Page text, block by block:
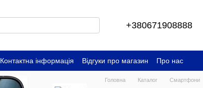
+380671908888
Контактна інформація Відгуки про магазин Про нас
Головна Каталог Смартфони